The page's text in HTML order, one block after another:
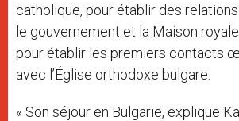
catholique, pour établir des
le gouvernement et la Maison
pour établir les premiers contacts
avec l’Église orthodoxe bulgare.
« Son séjour en Bulgarie, explique